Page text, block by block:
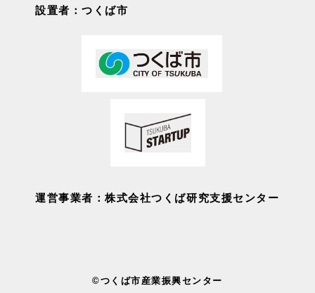
設置者：つくば市
運営事業者：株式会社つくば研究支援センター
©つくば市産業振興センター